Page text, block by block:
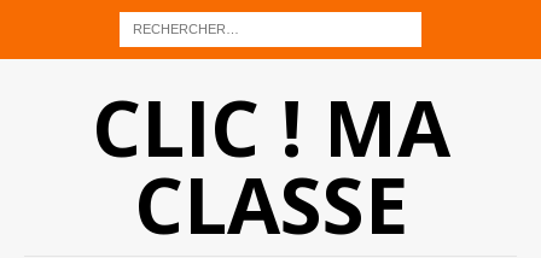
CLIC ! MA
CLASSE